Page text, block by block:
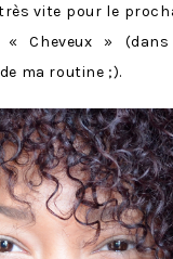
vite pour le
« Cheveux »
ma routine ;).